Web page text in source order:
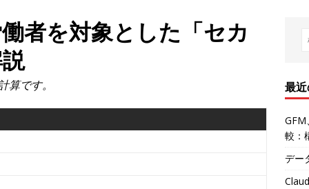
者を対象とした「セカ
です。 最
較：
デー